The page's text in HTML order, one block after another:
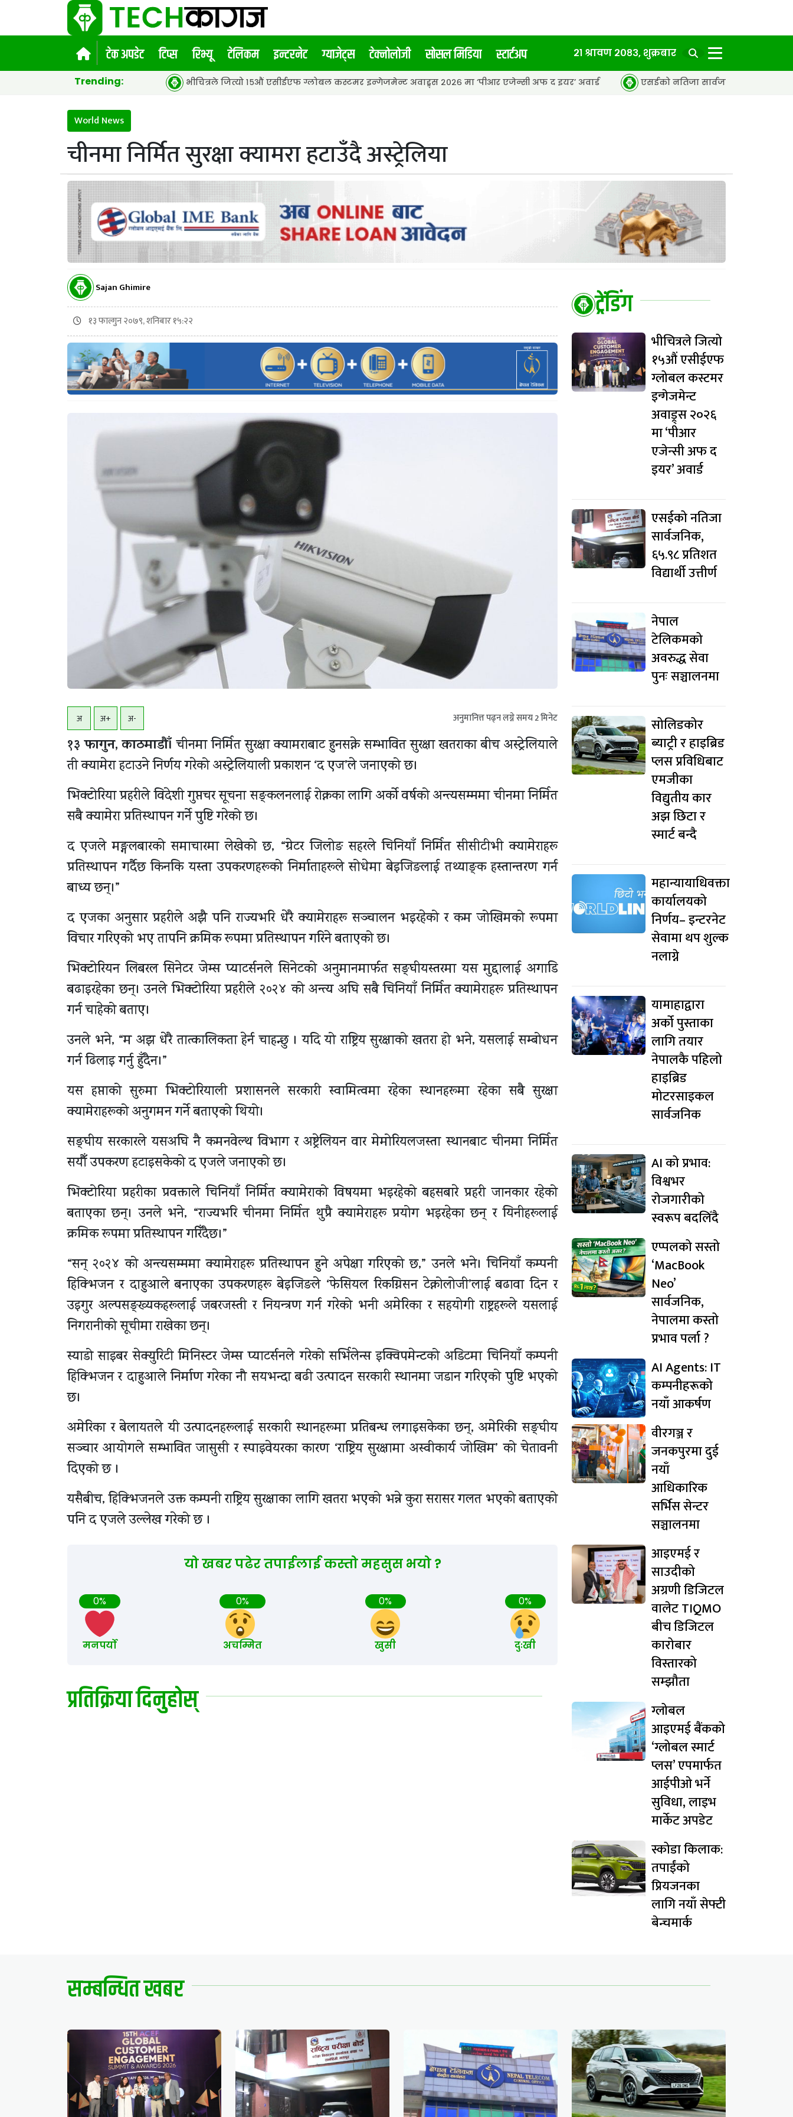
टेक अपडेट टिप्स रिभ्यू टेलिकम इन्टरनेट ग्याजेट्स टेक्नोलोजी सोसल मिडिया स्टार्टअप २१ श्रावण २०८३, शुक्रबार
Trending: भीचित्रले जित्यो १५औं एसीईएफ ग्लोबल कस्टमर इन्गेजमेन्ट अवाड्र्स २०२६ मा ‘पीआर एजेन्सी अफ द इयर’ अवार्ड एसईको नतिजा सार्वजनिक, ६५.९८ प्रतिशत विद्यार्थी
World News
चीनमा निर्मित सुरक्षा क्यामरा हटाउँदै अस्ट्रेलिया
Sajan Ghimire
१३ फाल्गुन २०७९, शनिबार १५:२२
अ अ+ अ- अनुमानित्त पढ्न लग्ने समय2मिनेट
१३ फागुन, काठमाडाैँ। चीनमा निर्मित सुरक्षा क्यामराबाट हुनसक्ने सम्भावित सुरक्षा खतराका बीच अस्ट्रेलियाले
ती क्यामेरा हटाउने निर्णय गरेको अस्ट्रेलियाली प्रकाशन ‘द एज’ले जनाएको छ।
भिक्टोरिया प्रहरीले विदेशी गुप्तचर सूचना सङ्कलनलाई रोक्नका लागि अर्को वर्षको अन्त्यसम्ममा चीनमा निर्मित
सबै क्यामेरा प्रतिस्थापन गर्ने पुष्टि गरेको छ।
द एजले मङ्गलबारको समाचारमा लेखेको छ, “ग्रेटर जिलोङ सहरले चिनियाँ निर्मित सीसीटीभी क्यामेराहरू
प्रतिस्थापन गर्दैछ किनकि यस्ता उपकरणहरूको निर्माताहरूले सोधेमा बेइजिङलाई तथ्याङ्क हस्तान्तरण गर्न
बाध्य छन्।”
द एजका अनुसार प्रहरीले अझै पनि राज्यभरि धेरै क्यामेराहरू सञ्चालन भइरहेको र कम जोखिमको रूपमा
विचार गरिएको भए तापनि क्रमिक रूपमा प्रतिस्थापन गरिने बताएको छ।
भिक्टोरियन लिबरल सिनेटर जेम्स प्याटर्सनले सिनेटको अनुमानमार्फत सङ्घीयस्तरमा यस मुद्दालाई अगाडि
बढाइरहेका छन्। उनले भिक्टोरिया प्रहरीले २०२४ को अन्त्य अघि सबै चिनियाँ निर्मित क्यामेराहरू प्रतिस्थापन
गर्न चाहेको बताए।
उनले भने, “म अझ धेरै तात्कालिकता हेर्न चाहन्छु । यदि यो राष्ट्रिय सुरक्षाको खतरा हो भने, यसलाई सम्बोधन
गर्न ढिलाइ गर्नु हुँदैन।”
यस हप्ताको सुरुमा भिक्टोरियाली प्रशासनले सरकारी स्वामित्वमा रहेका स्थानहरूमा रहेका सबै सुरक्षा
क्यामेराहरूको अनुगमन गर्ने बताएको थियो।
सङ्घीय सरकारले यसअघि नै कमनवेल्थ विभाग र अष्ट्रेलियन वार मेमोरियलजस्ता स्थानबाट चीनमा निर्मित
सयौँ उपकरण हटाइसकेको द एजले जनाएको छ।
भिक्टोरिया प्रहरीका प्रवक्ताले चिनियाँ निर्मित क्यामेराको विषयमा भइरहेको बहसबारे प्रहरी जानकार रहेको
बताएका छन्। उनले भने, “राज्यभरि चीनमा निर्मित थुप्रै क्यामेराहरू प्रयोग भइरहेका छन् र यिनीहरूलाई
क्रमिक रूपमा प्रतिस्थापन गरिँदैछ।”
“सन् २०२४ को अन्त्यसम्ममा क्यामेराहरू प्रतिस्थापन हुने अपेक्षा गरिएको छ,” उनले भने। चिनियाँ कम्पनी
हिक्भिजन र दाहुआले बनाएका उपकरणहरू बेइजिङले ‘फेसियल रिकग्निसन टेक्नोलोजी’लाई बढावा दिन र
उइगुर अल्पसङ्ख्यकहरूलाई जबरजस्ती र नियन्त्रण गर्न गरेको भनी अमेरिका र सहयोगी राष्ट्रहरूले यसलाई
निगरानीको सूचीमा राखेका छन्।
स्याडो साइबर सेक्युरिटी मिनिस्टर जेम्स प्याटर्सनले गरेको सर्भिलेन्स इक्विपमेन्टको अडिटमा चिनियाँ कम्पनी
हिक्भिजन र दाहुआले निर्माण गरेका नौ सयभन्दा बढी उत्पादन सरकारी स्थानमा जडान गरिएको पुष्टि भएको
छ।
अमेरिका र बेलायतले यी उत्पादनहरूलाई सरकारी स्थानहरूमा प्रतिबन्ध लगाइसकेका छन्, अमेरिकी सङ्घीय
सञ्चार आयोगले सम्भावित जासुसी र स्पाइवेयरका कारण ‘राष्ट्रिय सुरक्षामा अस्वीकार्य जोखिम’ को चेतावनी
दिएको छ ।
यसैबीच, हिक्भिजनले उक्त कम्पनी राष्ट्रिय सुरक्षाका लागि खतरा भएको भन्ने कुरा सरासर गलत भएको बताएको
पनि द एजले उल्लेख गरेको छ ।
यो खबर पढेर तपाईलाई कस्तो महसुस भयो ?
0%
मनपर्यो
0%
अचम्मित
0%
खुसी
0%
दुःखी
प्रतिक्रिया दिनुहोस्
ट्रेंडिंग
भीचित्रले जित्यो
१५औं एसीईएफ
ग्लोबल कस्टमर
इन्गेजमेन्ट
अवाड्र्स २०२६
मा ‘पीआर
एजेन्सी अफ द
इयर’ अवार्ड
एसईको नतिजा
सार्वजनिक,
६५.९८ प्रतिशत
विद्यार्थी उत्तीर्ण
नेपाल
टेलिकमको
अवरुद्ध सेवा
पुनः सञ्चालनमा
सोलिडकोर
ब्याट्री र हाइब्रिड
प्लस प्रविधिबाट
एमजीका
विद्युतीय कार
अझ छिटा र
स्मार्ट बन्दै
महान्यायाधिवक्ता
कार्यालयको
निर्णय– इन्टरनेट
सेवामा थप शुल्क
नलाग्ने
यामाहाद्वारा
अर्को पुस्ताका
लागि तयार
नेपालकै पहिलो
हाइब्रिड
मोटरसाइकल
सार्वजनिक
AI को प्रभाव:
विश्वभर
रोजगारीको
स्वरूप बदलिँदै
एप्पलको सस्तो
‘MacBook
Neo’
सार्वजनिक,
नेपालमा कस्तो
प्रभाव पर्ला ?
AI Agents: IT
कम्पनीहरूको
नयाँ आकर्षण
वीरगञ्ज र
जनकपुरमा दुई
नयाँ
आधिकारिक
सर्भिस सेन्टर
सञ्चालनमा
आइएमई र
साउदीको
अग्रणी डिजिटल
वालेट TIQMO
बीच डिजिटल
कारोबार
विस्तारको
सम्झौता
ग्लोबल
आइएमई बैंकको
‘ग्लोबल स्मार्ट
प्लस’ एपमार्फत
आईपीओ भर्ने
सुविधा, लाइभ
मार्केट अपडेट
स्कोडा किलाक:
तपाईंको
प्रियजनका
लागि नयाँ सेफ्टी
बेन्चमार्क
सम्बन्धित खबर